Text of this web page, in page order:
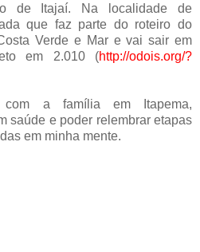
de Itajaí. Na localidade de
que faz parte do roteiro do
Verde e Mar e vai sair em
em 2.010 (http://odois.org/?
com a família em Itapema,
saúde e poder relembrar etapas
em minha mente.